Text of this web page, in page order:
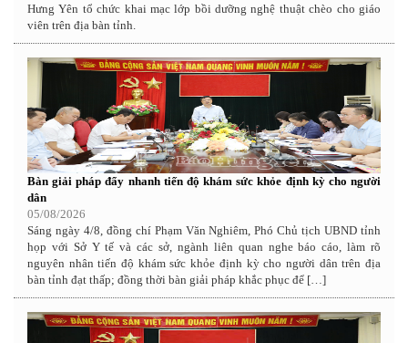
Hưng Yên tổ chức khai mạc lớp bồi dưỡng nghệ thuật chèo cho giáo
viên trên địa bàn tỉnh.
Bàn giải pháp đẩy nhanh tiến độ khám sức khỏe định kỳ cho người
dân
05/08/2026
Sáng ngày 4/8, đồng chí Phạm Văn Nghiêm, Phó Chủ tịch UBND tỉnh
họp với Sở Y tế và các sở, ngành liên quan nghe báo cáo, làm rõ
nguyên nhân tiến độ khám sức khỏe định kỳ cho người dân trên địa
bàn tỉnh đạt thấp; đồng thời bàn giải pháp khắc phục để […]